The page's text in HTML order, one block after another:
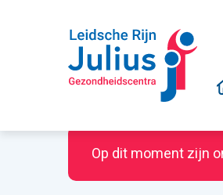
Op dit moment zijn